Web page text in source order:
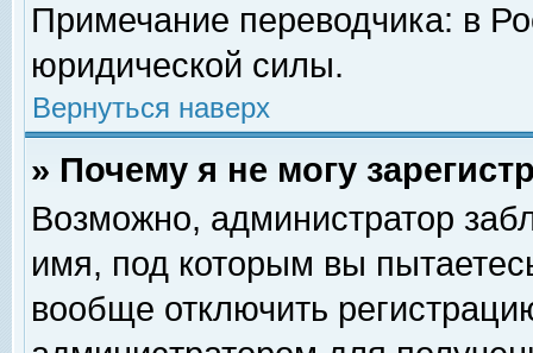
Примечание переводчика: в
юридической силы.
Вернуться наверх
» Почему я не могу
Возможно, администратор
имя, под которым вы
вообще отключить